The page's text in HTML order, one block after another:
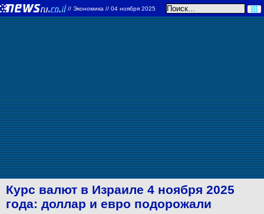
// Экономика // 04 ноября 2025
Курс валют в Израиле 4 ноября 2025
года: доллар и евро подорожали